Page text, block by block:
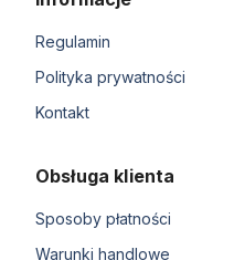
Regulamin
Polityka prywatności
Kontakt
Obsługa klienta
Sposoby płatności
Warunki handlowe